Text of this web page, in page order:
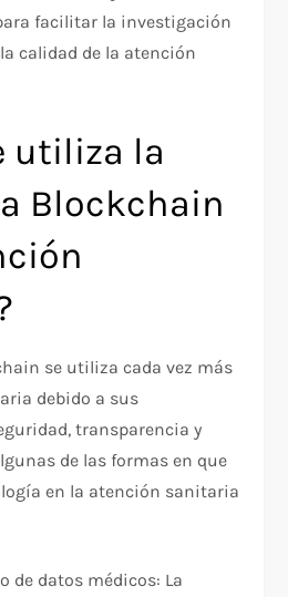
facilitar la investigación
calidad de la atención
utiliza la
Blockchain
se utiliza cada vez más
debido a sus
transparencia y
de las formas en que
en la atención sanitaria
de datos médicos: La